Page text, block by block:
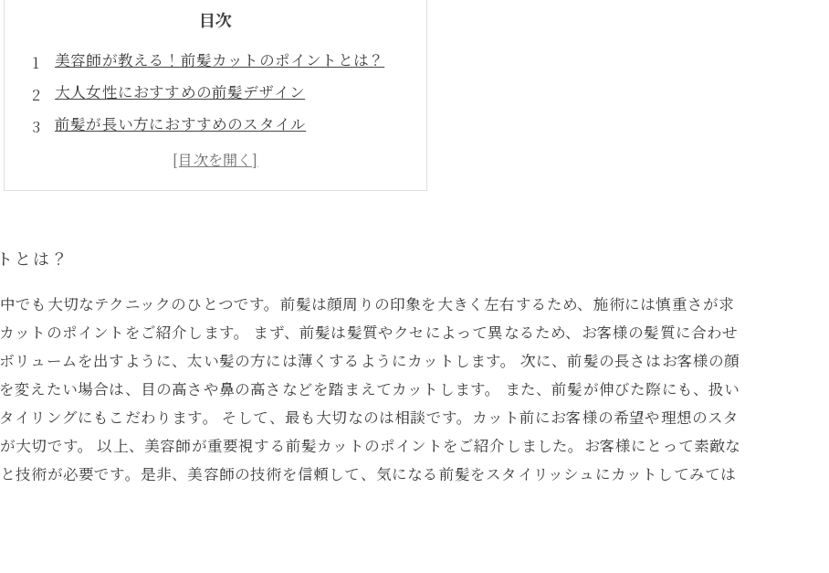
目次
美容師が教える！前髪カットのポイントとは？
大人女性におすすめの前髪デザイン
前髪が長い方におすすめのスタイル
ショートヘアーに合わせる前髪デザイン
前髪を活用したハーフアップスタイルのアイデア
とは？
でも大切なテクニックのひとつです。前髪は顔周りの印象を大きく左右するため、施術には慎重さが求
ットのポイントをご紹介します。 まず、前髪は髪質やクセによって異なるため、お客様の髪質に合わせ
リュームを出すように、太い髪の方には薄くするようにカットします。 次に、前髪の長さはお客様の顔
変えたい場合は、目の高さや鼻の高さなどを踏まえてカットします。 また、前髪が伸びた際にも、扱い
イリングにもこだわります。 そして、最も大切なのは相談です。カット前にお客様の希望や理想のスタ
大切です。 以上、美容師が重要視する前髪カットのポイントをご紹介しました。お客様にとって素敵な
技術が必要です。是非、美容師の技術を信頼して、気になる前髪をスタイリッシュにカットしてみては